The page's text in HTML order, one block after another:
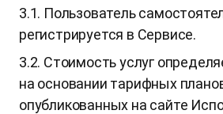
3.1. Пользователь
регистрируется в Сервисе.
3.2. Стоимость услуг
на основании тарифных
опубликованных на сайте